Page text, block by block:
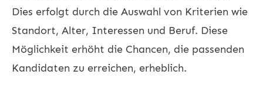
Dies erfolgt durch die Auswahl von Kriterien wie
Standort, Alter, Interessen und Beruf. Diese
Möglichkeit erhöht die Chancen, die passenden
Kandidaten zu erreichen, erheblich.